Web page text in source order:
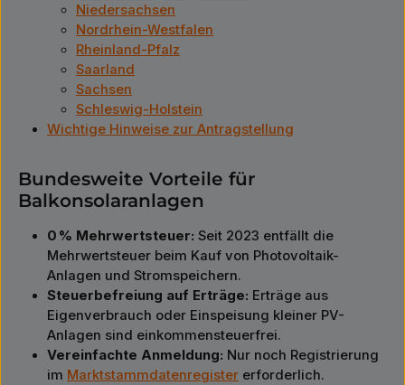
Niedersachsen
Nordrhein-Westfalen
Rheinland-Pfalz
Saarland
Sachsen
Schleswig-Holstein
Wichtige Hinweise zur Antragstellung
Bundesweite Vorteile für
Balkonsolaranlagen
0 % Mehrwertsteuer: Seit 2023 entfällt die
Mehrwertsteuer beim Kauf von Photovoltaik-
Anlagen und Stromspeichern.
Steuerbefreiung auf Erträge: Erträge aus
Eigenverbrauch oder Einspeisung kleiner PV-
Anlagen sind einkommensteuerfrei.
Vereinfachte Anmeldung: Nur noch Registrierung
im Marktstammdatenregister erforderlich.